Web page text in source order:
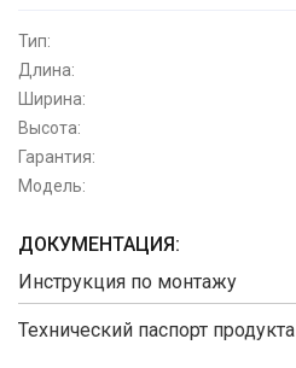
Тип:
Длина:
Ширина:
Высота:
Гарантия:
Модель:
ДОКУМЕНТАЦИЯ:
Инструкция по монтажу
Технический паспорт продукта